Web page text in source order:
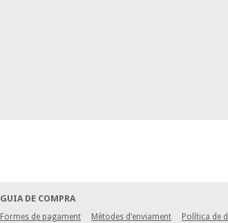
GUIA DE COMPRA
Formes de pagament Mètodes d’enviament Política de